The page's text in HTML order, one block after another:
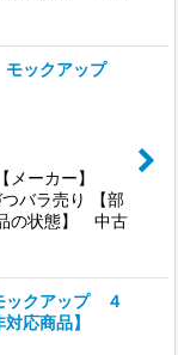
ックアップ
メーカー】
バラ売り 【部
の状態】 中古
クアップ ４
応商品】